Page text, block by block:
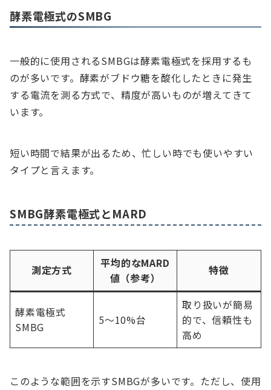
酵素電極式のSMBG
一般的に使用されるSMBGは酵素電極式を採用するも
のが多いです。酵素がブドウ糖を酸化したときに発生
する電流を測る方式で、精度が高いものが増えてきて
います。
短い時間で結果が出るため、忙しい時でも使いやすい
タイプと言えます。
SMBG酵素電極式とMARD
測定方式
平均的なMARD
値（参考）
特徴
酵素電極式
SMBG
5〜10%台
取り扱いが簡易
的で、信頼性も
高め
このような範囲を示すSMBGが多いです。ただし、使用